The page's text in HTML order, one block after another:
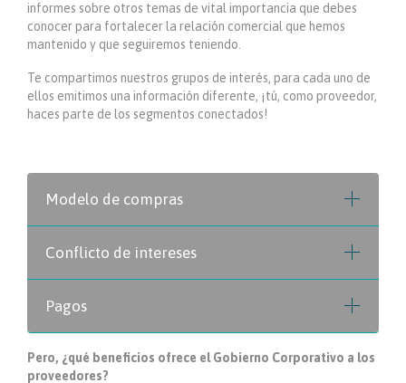
informes sobre otros temas de vital importancia que debes
conocer para fortalecer la relación comercial que hemos
mantenido y que seguiremos teniendo.
Te compartimos nuestros grupos de interés, para cada uno de
ellos emitimos una información diferente, ¡tú, como proveedor,
haces parte de los segmentos conectados!
Modelo de compras
Conflicto de intereses
Pagos
Pero, ¿qué beneficios ofrece el Gobierno Corporativo a los
proveedores?